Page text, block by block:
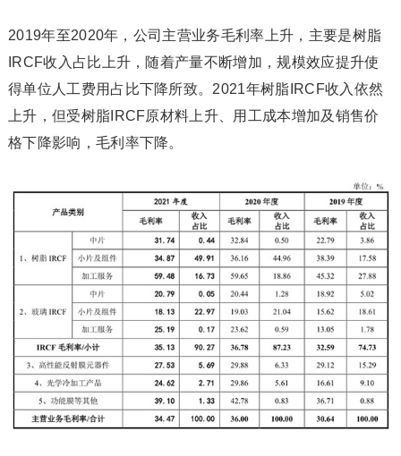
2019年至2020年，公司主营业务毛利率上升，主要是树脂
IRCF收入占比上升，随着产量不断增加，规模效应提升使
得单位人工费用占比下降所致。2021年树脂IRCF收入依然
上升，但受树脂IRCF原材料上升、用工成本增加及销售价
格下降影响，毛利率下降。